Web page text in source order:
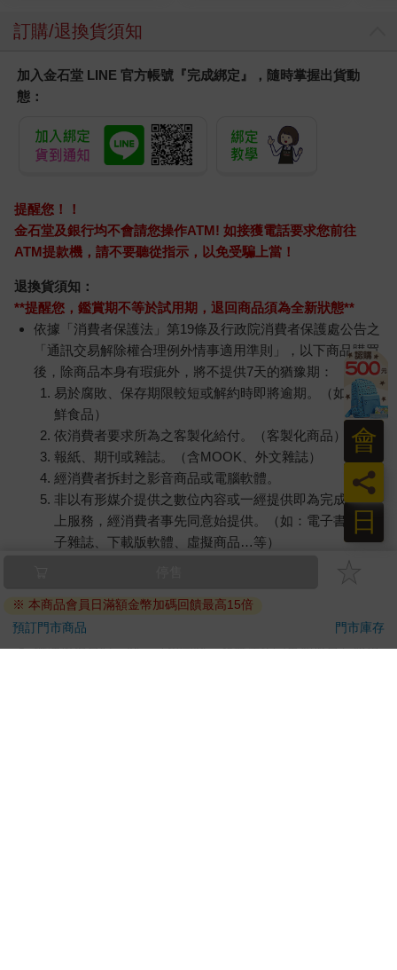
訂購/退換貨須知
加入金石堂 LINE 官方帳號『完成綁定』，隨時掌握出貨動
態：
提醒您！！
金石堂及銀行均不會請您操作ATM! 如接獲電話要求您前往
ATM提款機，請不要聽從指示，以免受騙上當！
退換貨須知：
**提醒您，鑑賞期不等於試用期，退回商品須為全新狀態**
依據「消費者保護法」第19條及行政院消費者保護處公告之
「通訊交易解除權合理例外情事適用準則」，以下商品購買
後，除商品本身有瑕疵外，將不提供7天的猶豫期：
易於腐敗、保存期限較短或解約時即將逾期。（如：生
鮮食品）
依消費者要求所為之客製化給付。（客製化商品）
報紙、期刊或雜誌。（含MOOK、外文雜誌）
經消費者拆封之影音商品或電腦軟體。
非以有形媒介提供之數位內容或一經提供即為完成之線
上服務，經消費者事先同意始提供。（如：電子書、電
子雜誌、下載版軟體、虛擬商品…等）
已拆封之個人衛生用品。（如：內衣褲、刮鬍刀、除毛
若非上列種類商品，均享有到貨7天的猶豫期（含例假
日）。
辦理退換貨時，商品（組合商品恕無法接受單獨退貨）必須
※ 本商品會員日滿額金幣加碼回饋最高15倍
預訂門市商品
門市庫存
日
員
會